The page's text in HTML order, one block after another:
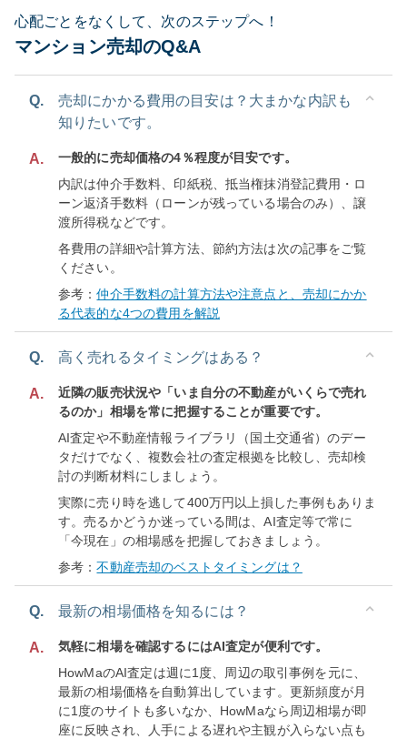
心配ごとをなくして、次のステップへ！
マンション売却のQ&A
Q.
売却にかかる費用の目安は？大まかな内訳も
知りたいです。
A.
一般的に売却価格の4％程度が目安です。
内訳は仲介手数料、印紙税、抵当権抹消登記費用・ロ
ーン返済手数料（ローンが残っている場合のみ）、譲
渡所得税などです。
各費用の詳細や計算方法、節約方法は次の記事をご覧
ください。
参考：仲介手数料の計算方法や注意点と、売却にかか
る代表的な4つの費用を解説
Q. 高く売れるタイミングはある？
A.
近隣の販売状況や「いま自分の不動産がいくらで売れ
るのか」相場を常に把握することが重要です。
AI査定や不動産情報ライブラリ（国土交通省）のデー
タだけでなく、複数会社の査定根拠を比較し、売却検
討の判断材料にしましょう。
実際に売り時を逃して400万円以上損した事例もありま
す。売るかどうか迷っている間は、AI査定等で常に
「今現在」の相場感を把握しておきましょう。
参考：不動産売却のベストタイミングは？
Q. 最新の相場価格を知るには？
A.
気軽に相場を確認するにはAI査定が便利です。
HowMaのAI査定は週に1度、周辺の取引事例を元に、
最新の相場価格を自動算出しています。更新頻度が月
に1度のサイトも多いなか、HowMaなら周辺相場が即
座に反映され、人手による遅れや主観が入らない点も